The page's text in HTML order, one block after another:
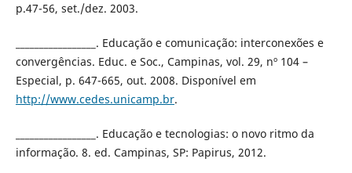
p.47-56, set./dez. 2003.
_________________. Educação e comunicação: interconexões e
convergências. Educ. e Soc., Campinas, vol. 29, nº 104 –
Especial, p. 647-665, out. 2008. Disponível em
http://www.cedes.unicamp.br.
_________________. Educação e tecnologias: o novo ritmo da
informação. 8. ed. Campinas, SP: Papirus, 2012.